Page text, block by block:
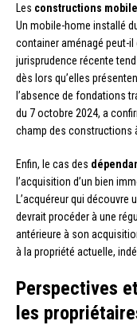
Les constructions
Un mobile-home installé
container aménagé peut-
jurisprudence récente
dès lors qu’elles
l’absence de fondations
du 7 octobre 2024, a
champ des constructions
Enfin, le cas des
l’acquisition d’un bien
L’acquéreur qui découvre
devrait procéder à une
antérieure à son
à la propriété actuelle,
Perspectives
les